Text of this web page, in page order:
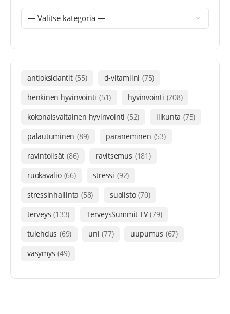
antioksidantit (55) d-vitamiini (75)
henkinen hyvinvointi (51) hyvinvointi (208)
kokonaisvaltainen hyvinvointi (52) liikunta (75)
palautuminen (89) paraneminen (53)
ravintolisät (86) ravitsemus (181)
ruokavalio (66) stressi (92)
stressinhallinta (58) suolisto (70)
terveys (133) TerveysSummit TV (79)
tulehdus (69) uni (77) uupumus (67)
väsymys (49)